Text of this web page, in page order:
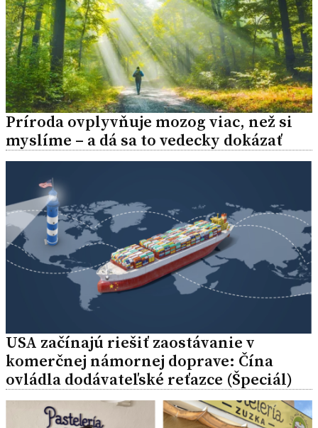
Príroda ovplyvňuje mozog viac, než si
myslíme – a dá sa to vedecky dokázať
USA začínajú riešiť zaostávanie v
komerčnej námornej doprave: Čína
ovládla dodávateľské reťazce (Špeciál)